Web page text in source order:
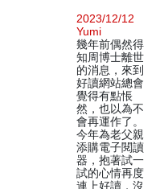
2023/12/12
Yumi
幾年前偶然得
知周博士離世
的消息，來到
好讀網站總會
覺得有點悵
然，也以為不
會再運作了。
今年為老父親
添購電子閱讀
器，抱著試一
試的心情再度
連上好讀，沒